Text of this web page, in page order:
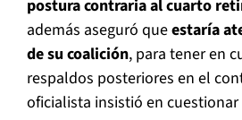
postura contraria al cuarto
además aseguró queestaría
de su coalición, para tener en
respaldos posteriores en el
oficialista insistió en